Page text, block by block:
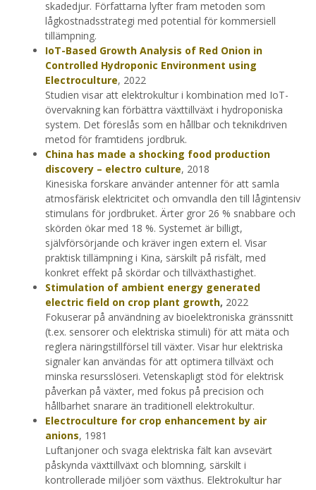
skadedjur. Författarna lyfter fram metoden som
lågkostnadsstrategi med potential för kommersiell
tillämpning.
IoT-Based Growth Analysis of Red Onion in
Controlled Hydroponic Environment using
Electroculture, 2022
Studien visar att elektrokultur i kombination med IoT-
övervakning kan förbättra växttillväxt i hydroponiska
system. Det föreslås som en hållbar och teknikdriven
metod för framtidens jordbruk.
China has made a shocking food production
discovery – electro culture, 2018
Kinesiska forskare använder antenner för att samla
atmosfärisk elektricitet och omvandla den till lågintensiv
stimulans för jordbruket. Ärter gror 26 % snabbare och
skörden ökar med 18 %. Systemet är billigt,
självförsörjande och kräver ingen extern el. Visar
praktisk tillämpning i Kina, särskilt på risfält, med
konkret effekt på skördar och tillväxthastighet.
Stimulation of ambient energy generated
electric field on crop plant growth, 2022
Fokuserar på användning av bioelektroniska gränssnitt
(t.ex. sensorer och elektriska stimuli) för att mäta och
reglera näringstillförsel till växter. Visar hur elektriska
signaler kan användas för att optimera tillväxt och
minska resursslöseri. Vetenskapligt stöd för elektrisk
påverkan på växter, med fokus på precision och
hållbarhet snarare än traditionell elektrokultur.
Electroculture for crop enhancement by air
anions, 1981
Luftanjoner och svaga elektriska fält kan avsevärt
påskynda växttillväxt och blomning, särskilt i
kontrollerade miljöer som växthus. Elektrokultur har